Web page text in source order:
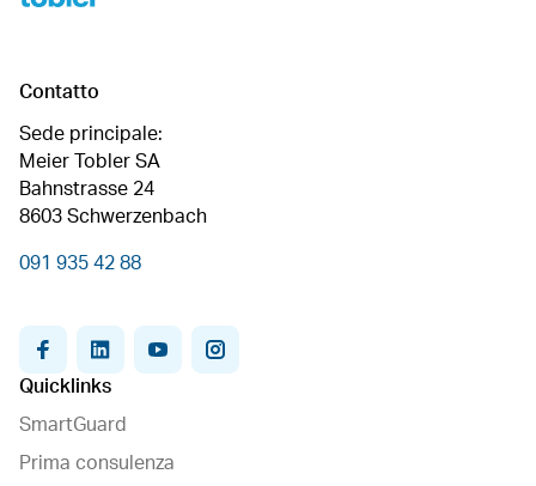
Contatto
Sede principale:
Meier Tobler SA
Bahnstrasse 24
8603 Schwerzenbach
091 935 42 88
facebooklinkedin youtubeinstagram
Quicklinks
SmartGuard
Prima consulenza